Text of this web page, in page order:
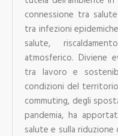
connessione tra
tra infezioni
salute,
atmosferico. Diviene
tra lavoro e
condizioni del
commuting, degli
pandemia, ha
salute e sulla riduzione